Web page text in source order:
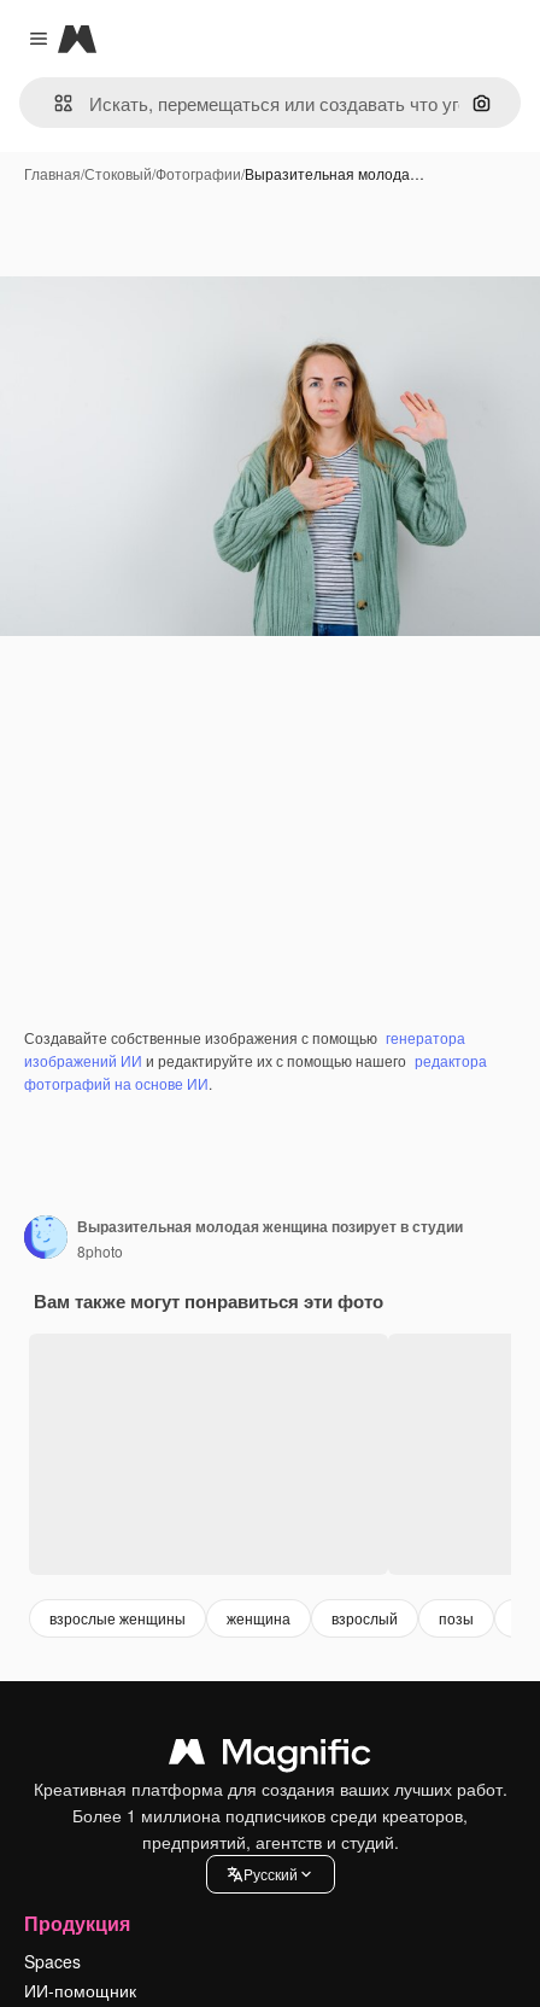
Close menu
Magnific
Поиск
Главная/Стоковый/Фотографии/Выразительная молода…
Создавайте собственные изображения с помощью генератора
изображений ИИ и редактируйте их с помощью нашего редактора
фотографий на основе ИИ.
Выразительная молодая женщина позирует в студии
8photo
Вам также могут понравиться эти фото
взрослые женщины женщина взрослый позы
Креативная платформа для создания ваших лучших работ.
Более 1 миллиона подписчиков среди креаторов,
предприятий, агентств и студий.
Pусский
Продукция
Spaces
ИИ-помощник